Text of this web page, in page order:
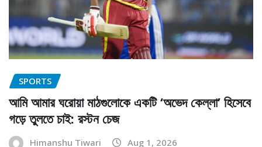
SPORTS
আমি আমার ঘরোয়া মাঠগুলোকে একটি ‘অভেদ কেল্লা’ হিসেবে
গড়ে তুলতে চাই: রস্টন চেজ
Himanshu Tiwari Aug 1, 2026